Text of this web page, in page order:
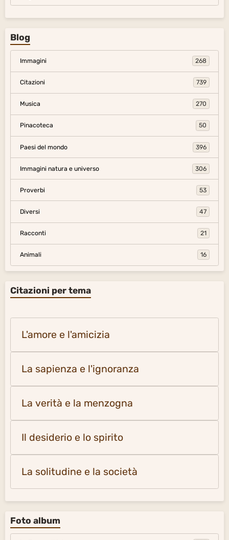
Blog
Immagini 268
Citazioni 739
Musica 270
Pinacoteca 50
Paesi del mondo 396
Immagini natura e universo 306
Proverbi 53
Diversi 47
Racconti 21
Animali 16
Citazioni per tema
L'amore e l'amicizia
La sapienza e l'ignoranza
La verità e la menzogna
Il desiderio e lo spirito
La solitudine e la società
Foto album